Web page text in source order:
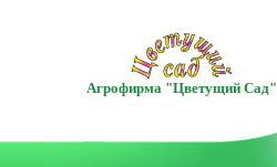
Агрофирма "Цветущий Сад"